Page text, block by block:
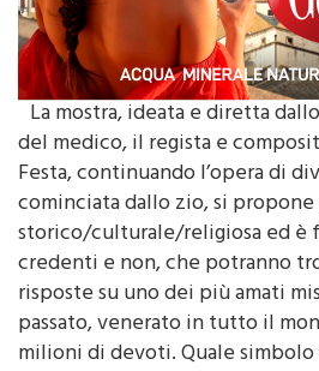
La mostra, ideata e diretta
del medico, il regista e
Festa, continuando l’opera di
cominciata dallo zio, si propone
storico/culturale/religiosa ed
credenti e non, che potranno
risposte su uno dei più amati
passato, venerato in tutto il
milioni di devoti. Quale
Scienza e Fede e testimonianza